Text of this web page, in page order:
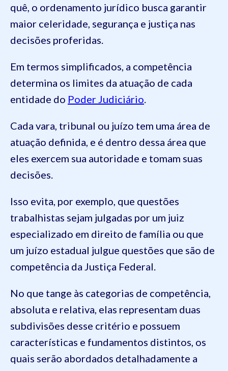
quê, o ordenamento jurídico busca garantir
maior celeridade, segurança e justiça nas
decisões proferidas.
Em termos simplificados, a competência
determina os limites da atuação de cada
entidade do Poder Judiciário
Cada vara, tribunal ou juízo tem uma área de
atuação definida, e é dentro dessa área que
eles exercem sua autoridade e tomam suas
decisões.
Isso evita, por exemplo, que questões
trabalhistas sejam julgadas por um juiz
especializado em direito de família ou que
um juízo estadual julgue questões que são de
competência da Justiça Federal.
No que tange às categorias de competência,
absoluta e relativa, elas representam duas
subdivisões desse critério e possuem
características e fundamentos distintos, os
quais serão abordados detalhadamente a